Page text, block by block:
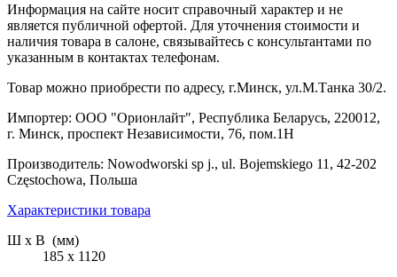
Информация на сайте носит справочный характер и не
является публичной офертой. Для уточнения стоимости и
наличия товара в салоне, связывайтесь с консультантами по
указанным в контактах телефонам.
Товар можно приобрести по адресу, г.Минск, ул.М.Танка 30/2.
Импортер: ООО "Орионлайт", Республика Беларусь, 220012,
г. Минск, проспект Независимости, 76, пом.1Н
Производитель: Nowodworski sp j., ul. Bojemskiego 11, 42-202
Częstochowa, Польша
Характеристики товара
Ш х В (мм)
185 х 1120